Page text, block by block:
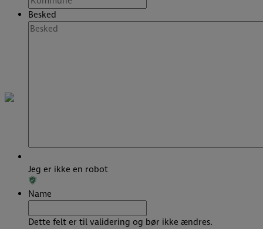
Besked
Jeg er ikke en robot
Name
Dette felt er til validering og bør ikke ændres.